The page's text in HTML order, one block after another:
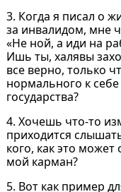
3. Когда я писал о
за инвалидом, мне
«Не ной, а иди на
Ишь ты, халявы
все верно, только
нормального к
государства?
4. Хочешь что-то
приходится
кого, как это может
мой карман?
5. Вот как пример